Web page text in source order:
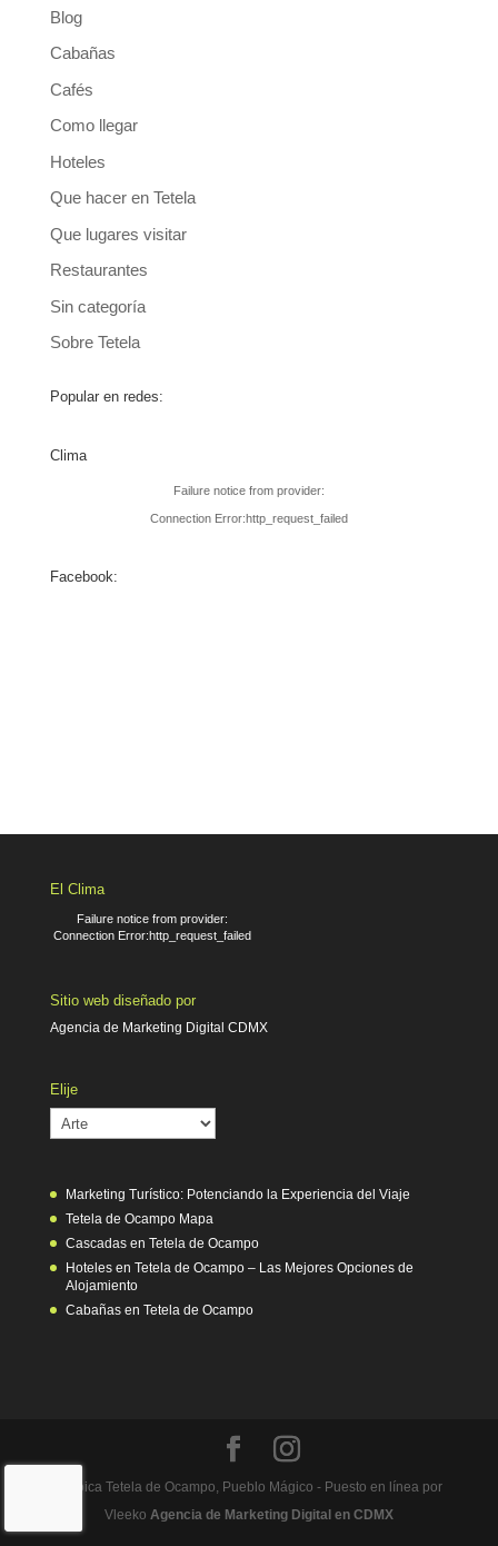
Blog
Cabañas
Cafés
Como llegar
Hoteles
Que hacer en Tetela
Que lugares visitar
Restaurantes
Sin categoría
Sobre Tetela
Popular en redes:
Clima
Failure notice from provider:
Connection Error:http_request_failed
Facebook:
El Clima
Failure notice from provider:
Connection Error:http_request_failed
Sitio web diseñado por
Agencia de Marketing Digital CDMX
Elije
Elije
Marketing Turístico: Potenciando la Experiencia del Viaje
Tetela de Ocampo Mapa
Cascadas en Tetela de Ocampo
Hoteles en Tetela de Ocampo – Las Mejores Opciones de
Alojamiento
Cabañas en Tetela de Ocampo
Heróica Tetela de Ocampo, Pueblo Mágico - Puesto en línea por
Vleeko Agencia de Marketing Digital en CDMX